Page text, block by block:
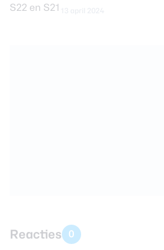
Reacties 0